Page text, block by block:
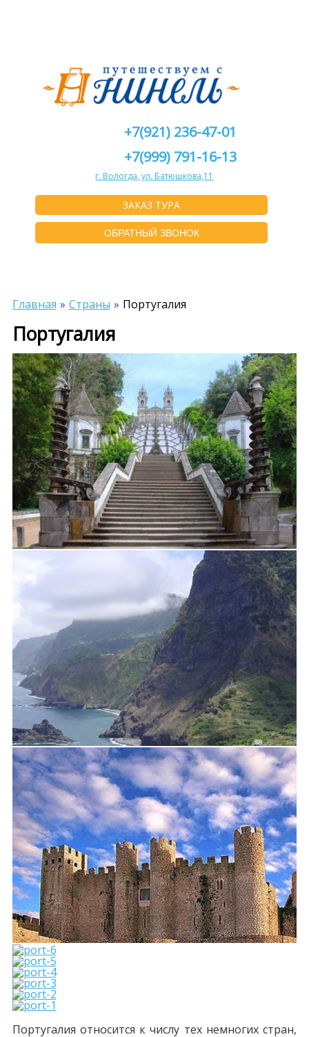
ЗАКАЗ ТУРА
ОБРАТНЫЙ ЗВОНОК
+7(921) 236-47-01
+7(999) 791-16-13
г. Вологда, ул. Батюшкова,11
Главная Страны Португалия
Португалия
Португалия относится к числу тех немногих стран,